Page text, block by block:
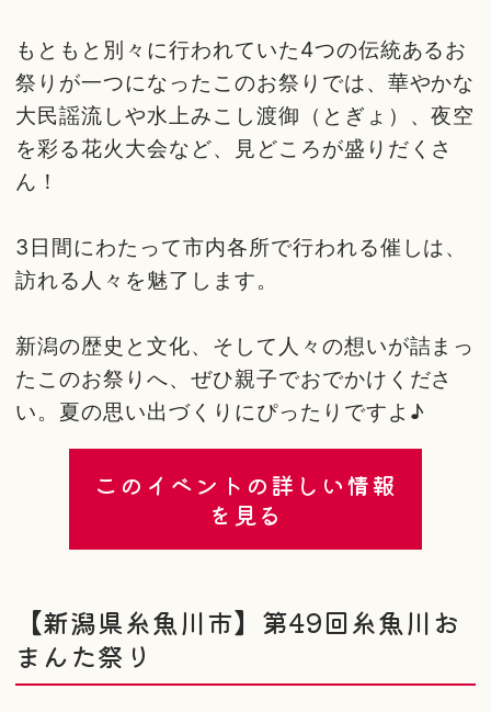
もともと別々に行われていた4つの伝統あるお
祭りが一つになったこのお祭りでは、華やかな
大民謡流しや水上みこし渡御（とぎょ）、夜空
を彩る花火大会など、見どころが盛りだくさ
ん！
3日間にわたって市内各所で行われる催しは、
訪れる人々を魅了します。
新潟の歴史と文化、そして人々の想いが詰まっ
たこのお祭りへ、ぜひ親子でおでかけくださ
い。夏の思い出づくりにぴったりですよ♪
このイベントの詳しい情報
を見る
【新潟県糸魚川市】第49回糸魚川お
まんた祭り